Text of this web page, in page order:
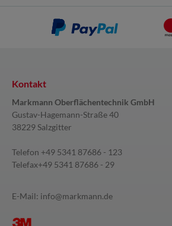
Kontakt
Markmann Oberflächentechnik GmbH
Gustav-Hagemann-Straße 40
38229 Salzgitter
Telefon +49 5341 87686 - 123
Telefax+49 5341 87686 - 29
E-Mail: info@markmann.de